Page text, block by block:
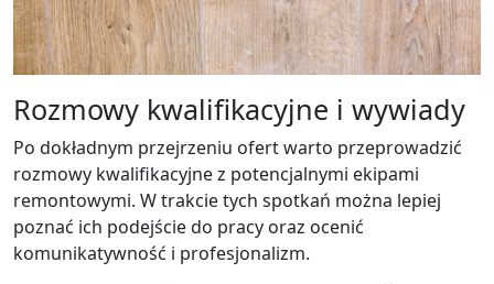
Rozmowy kwalifikacyjne i wywiady
Po dokładnym przejrzeniu ofert warto przeprowadzić
rozmowy kwalifikacyjne z potencjalnymi ekipami
remontowymi. W trakcie tych spotkań można lepiej
poznać ich podejście do pracy oraz ocenić
komunikatywność i profesjonalizm.